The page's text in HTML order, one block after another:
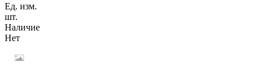
Ед. изм.
шт.
Наличие
Нет